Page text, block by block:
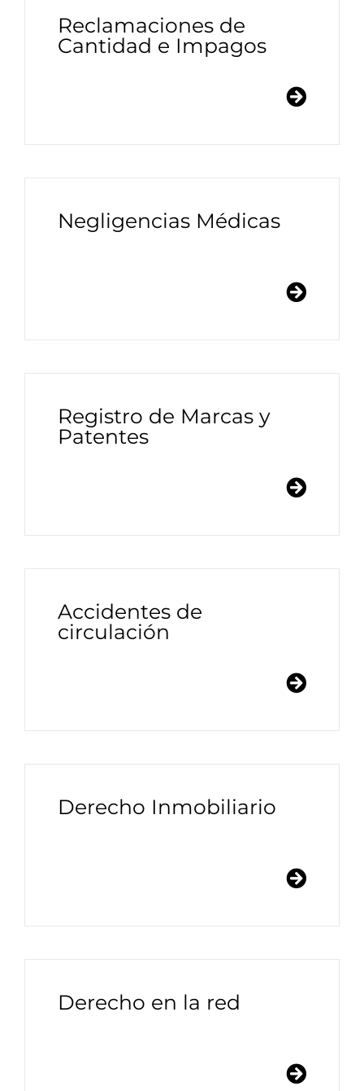
Reclamaciones de
Cantidad e Impagos
Negligencias Médicas
Registro de Marcas y
Patentes
Accidentes de
circulación
Derecho Inmobiliario
Derecho en la red